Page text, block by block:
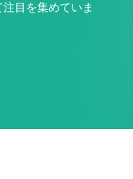
目を集めていま